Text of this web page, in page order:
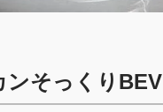
ンそっくりBEV